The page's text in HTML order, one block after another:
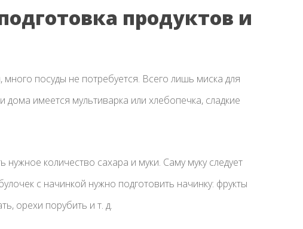
продуктов и
посуды не потребуется. Всего лишь миска для
дома имеется мультиварка или хлебопечка, сладкие
количество сахара и муки. Саму муку следует
с начинкой нужно подготовить начинку: фрукты
орехи порубить и т. д.